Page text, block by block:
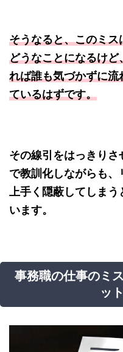
そうなると、このミ
どうなことになるけ
れば誰も気づかずに
ているはずです。
その線引をはっきり
で教訓化しながらも
上手く隠蔽してしま
います。
事務職の仕事のミ
ッ